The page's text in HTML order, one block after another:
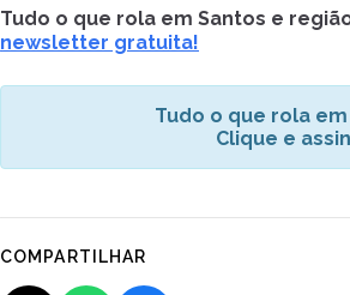
Tudo o que rola em Santos e
newsletter gratuita!
Tudo o que rola
Clique e
COMPARTILHAR